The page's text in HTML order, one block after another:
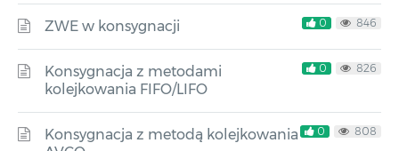
ZWE w konsygnacji 0 846
Konsygnacja z metodami
kolejkowania FIFO/LIFO
0 826
Konsygnacja z metodą kolejkowania
0 808